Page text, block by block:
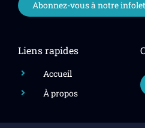
Liens rapides
Accueil
À propos
Abonnez-vous à notre